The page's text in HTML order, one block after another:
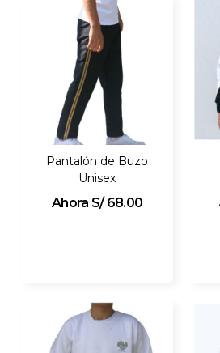
Pantalón de Buzo
Unisex
S/ 68.00